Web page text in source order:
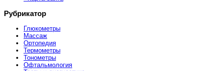
Рубрикатор
Глюкометры
Массаж
Ортопедия
Термометры
Тонометры
Офтальмология